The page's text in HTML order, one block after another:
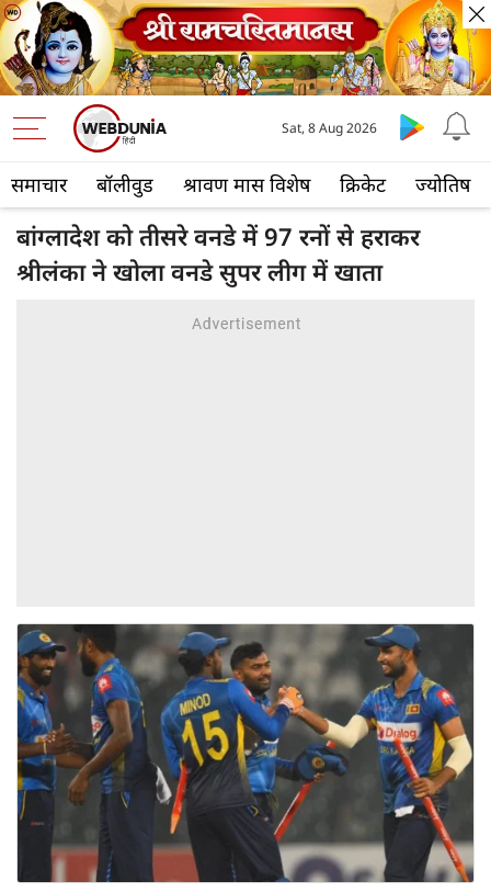
समाचार बॉलीवुड श्रावण मास विशेष क्रिकेट ज्योतिष
Sat, 8 Aug 2026
बांग्लादेश को तीसरे वनडे में 97 रनों से हराकर
श्रीलंका ने खोला वनडे सुपर लीग में खाता